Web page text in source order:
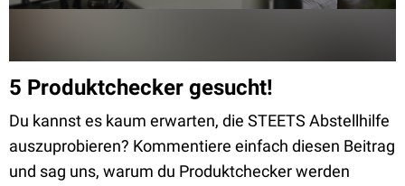
5 Produktchecker gesucht!
Du kannst es kaum erwarten, die STEETS Abstellhilfe
auszuprobieren? Kommentiere einfach diesen Beitrag
und sag uns, warum du Produktchecker werden